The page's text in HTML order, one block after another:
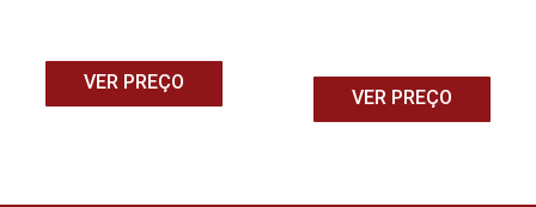
VER PREÇO
VER PREÇO